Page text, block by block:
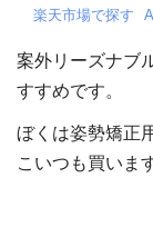
楽天市場で探す
案外リーズナブ
すすめです。
ぼくは姿勢矯正
こいつも買いま